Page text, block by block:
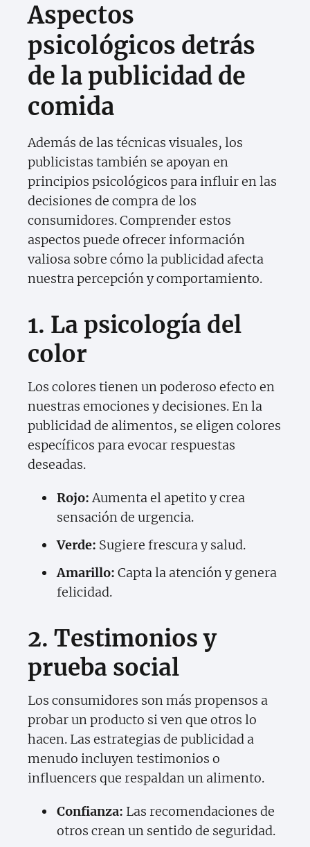
Aspectos
psicológicos detrás
de la publicidad de
comida
Además de las técnicas visuales, los
publicistas también se apoyan en
principios psicológicos para influir en las
decisiones de compra de los
consumidores. Comprender estos
aspectos puede ofrecer información
valiosa sobre cómo la publicidad afecta
nuestra percepción y comportamiento.
1. La psicología del
color
Los colores tienen un poderoso efecto en
nuestras emociones y decisiones. En la
publicidad de alimentos, se eligen colores
específicos para evocar respuestas
deseadas.
Rojo:Aumenta el apetito y crea
sensación de urgencia.
Verde: Sugiere frescura y salud.
Amarillo: Capta la atención y genera
felicidad.
2. Testimonios y
prueba social
Los consumidores son más propensos a
probar un producto si ven que otros lo
hacen. Las estrategias de publicidad a
menudo incluyen testimonios o
influencers que respaldan un alimento.
Confianza: Las recomendaciones de
otros crean un sentido de seguridad.